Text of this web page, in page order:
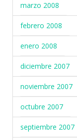
marzo 2008
febrero 2008
enero 2008
diciembre 2007
noviembre 2007
octubre 2007
septiembre 2007